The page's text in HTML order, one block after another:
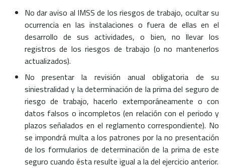
No dar aviso al IMSS de los riesgos de trabajo, ocultar su
ocurrencia en las instalaciones o fuera de ellas en el
desarrollo de sus actividades, o bien, no llevar los
registros de los riesgos de trabajo (o no mantenerlos
actualizados).
No presentar la revisión anual obligatoria de su
siniestralidad y la determinación de la prima del seguro de
riesgo de trabajo, hacerlo extemporáneamente o con
datos falsos o incompletos (en relación con el periodo y
plazos señalados en el reglamento correspondiente). No
se impondrá multa a los patrones por la no presentación
de los formularios de determinación de la prima de este
seguro cuando ésta resulte igual a la del ejercicio anterior.